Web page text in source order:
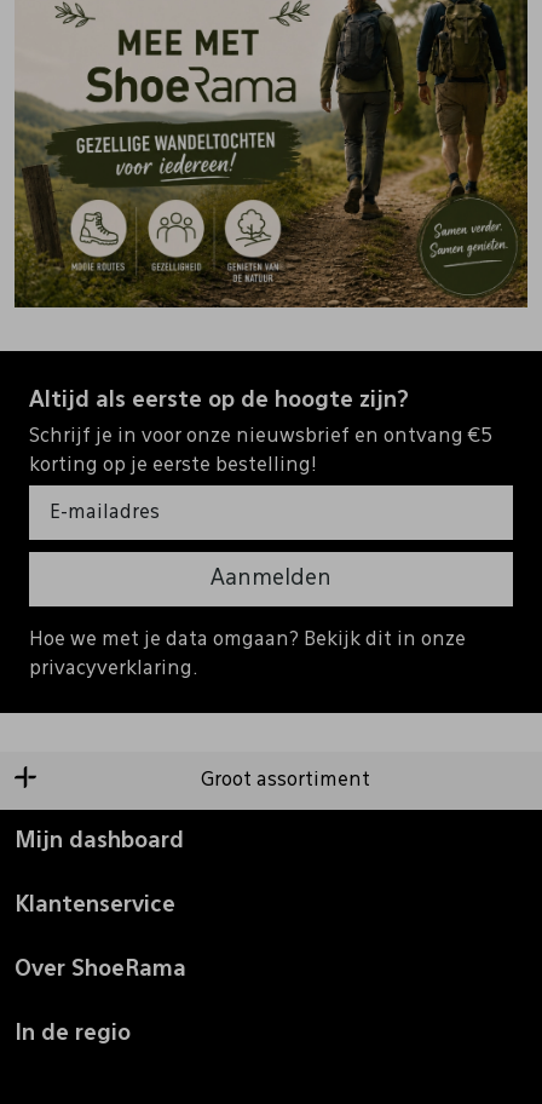
Altijd als eerste op de hoogte zijn?
Schrijf je in voor onze nieuwsbrief en ontvang €5
korting op je eerste bestelling!
Aanmelden
Hoe we met je data omgaan? Bekijk dit in onze
privacyverklaring.
Groot assortiment
Mijn dashboard
Klantenservice
Over ShoeRama
In de regio